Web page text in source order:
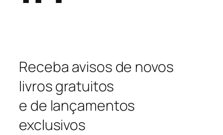
Receba avisos de novos
livros gratuitos
e de lançamentos
exclusivos